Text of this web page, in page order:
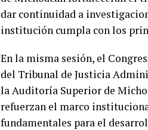
dar continuidad a
institución cumpla con los
En la misma sesión, el
del Tribunal de Justicia
la Auditoría Superior de
refuerzan el marco
fundamentales para el